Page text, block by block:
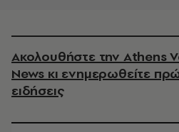
Ακολουθήστε την Athens
News κι ενημερωθείτε
ειδήσεις